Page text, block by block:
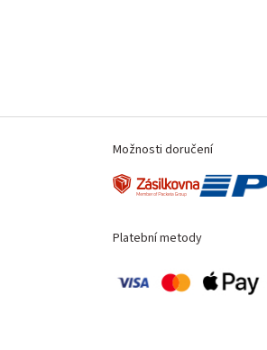
Možnosti doručení
Platební metody